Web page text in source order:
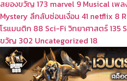
สยองขวัญ 173 marvel 9 Musical เพล
Mystery ลึกลับซ่อนเงื่อน 41 netflix 8
โรแมนติก 88 Sci-Fi วิทยาศาสตร์135
ขวัญ 302 Uncategorized 18